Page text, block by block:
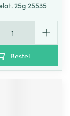
25g 25535
Bestel